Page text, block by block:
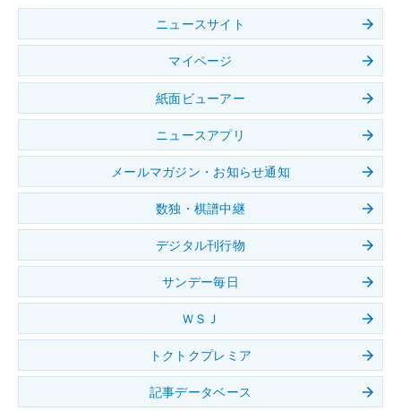
ニュースサイト
マイページ
紙面ビューアー
ニュースアプリ
メールマガジン・お知らせ通知
数独・棋譜中継
デジタル刊行物
サンデー毎日
ＷＳＪ
トクトクプレミア
記事データベース